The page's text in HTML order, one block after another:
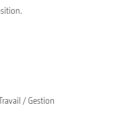
Gestion